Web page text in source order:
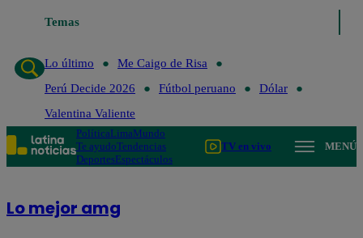
Temas
Lo último
Me Caigo de Risa
Perú Decide 2026
Fútbol peruano
Dólar
Valentina Valiente
PolíticaLimaMundo
Te ayudoTendencias
DeportesEspectáculos
TV en vivo MENÚ
Lo mejor amg